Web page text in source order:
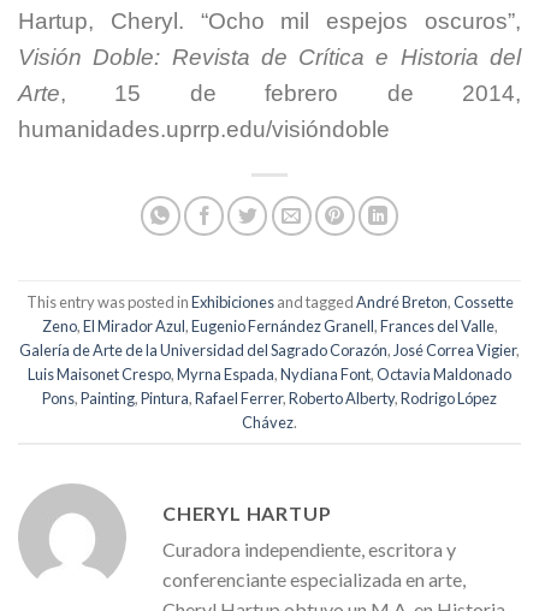
Hartup, Cheryl. “Ocho mil espejos oscuros”,
Visión Doble: Revista de Crítica e Historia del
Arte, 15 de febrero de 2014,
humanidades.uprrp.edu/visióndoble
This entry was posted inExhibicionesand taggedAndré Breton,Cossette
Zeno,El Mirador Azul,Eugenio Fernández Granell,Frances del Valle,
Galería de Arte de la Universidad del Sagrado Corazón, José Correa Vigier,
Luis Maisonet Crespo,Myrna Espada,Nydiana Font,Octavia Maldonado
Pons,Painting,Pintura,Rafael Ferrer,Roberto Alberty,Rodrigo López
Chávez.
CHERYL HARTUP
Curadora independiente, escritora y
conferenciante especializada en arte,